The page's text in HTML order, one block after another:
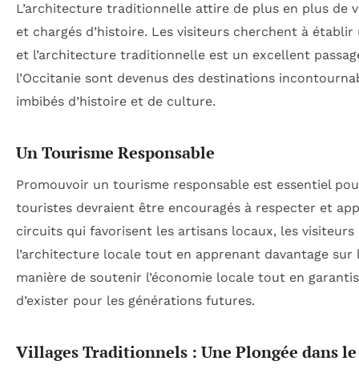
L’architecture traditionnelle attire de plus en plus de
et chargés d’histoire. Les visiteurs cherchent à
et l’architecture traditionnelle est un excellent
l’Occitanie sont devenus des destinations
imbibés d’histoire et de culture.
Un Tourisme Responsable
Promouvoir un tourisme responsable est essentiel
touristes devraient être encouragés à respecter et
circuits qui favorisent les artisans locaux, les
l’architecture locale tout en apprenant davantage
manière de soutenir l’économie locale tout en
d’exister pour les générations futures.
Villages Traditionnels : Une Plongée dans le